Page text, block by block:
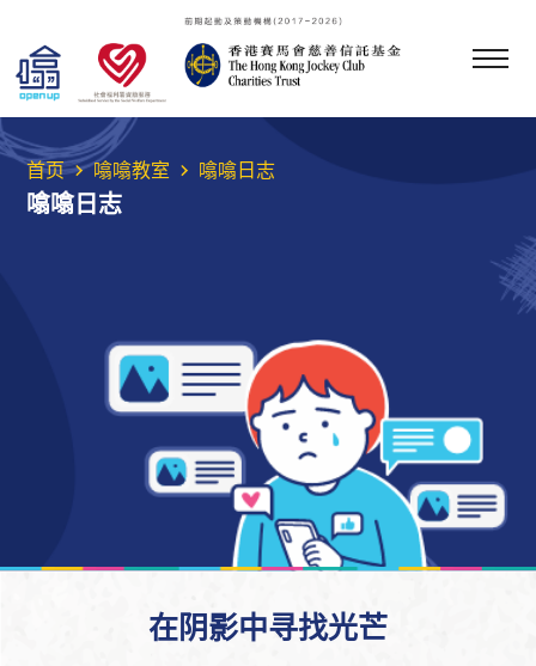
首页 噏噏教室 噏噏日志
噏噏日志
在阴影中寻找光芒